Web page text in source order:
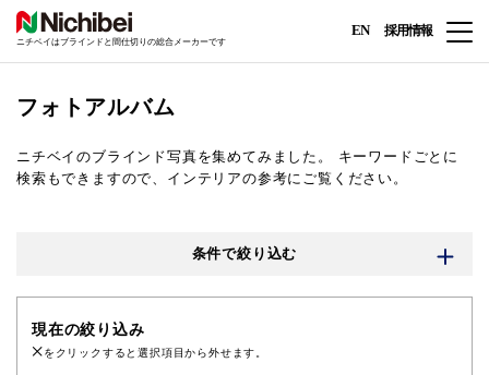
ニチベイはブラインドと間仕切りの総合メーカーです
EN 採用情報
フォトアルバム
ニチベイのブラインド写真を集めてみました。
キーワードごとに
検索もできますので、インテリアの参考にご覧ください。
条件で絞り込む
現在の絞り込み
をクリックすると選択項目から外せます。